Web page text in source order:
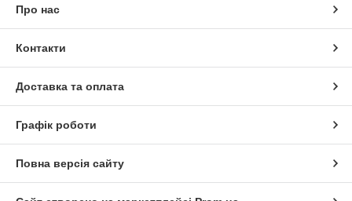
Про нас
Контакти
Доставка та оплата
Графік роботи
Повна версія сайту